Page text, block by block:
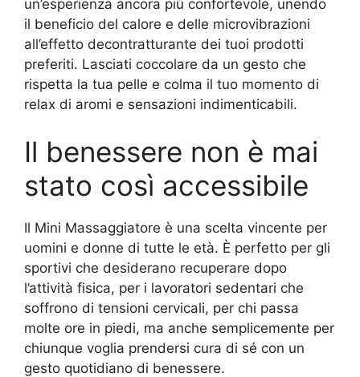
un’esperienza ancora più confortevole, unendo
il beneficio del calore e delle microvibrazioni
all’effetto decontratturante dei tuoi prodotti
preferiti. Lasciati coccolare da un gesto che
rispetta la tua pelle e colma il tuo momento di
relax di aromi e sensazioni indimenticabili.
Il benessere non è mai
stato così accessibile
Il Mini Massaggiatore è una scelta vincente per
uomini e donne di tutte le età. È perfetto per gli
sportivi che desiderano recuperare dopo
l’attività fisica, per i lavoratori sedentari che
soffrono di tensioni cervicali, per chi passa
molte ore in piedi, ma anche semplicemente per
chiunque voglia prendersi cura di sé con un
gesto quotidiano di benessere.